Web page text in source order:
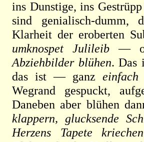
ins Dunstige, ins
sind genialisch-dumm,
Klarheit der eroberten
umknospet Julileib—
Abziehbilder blühen. Das
das ist — ganz einfach
Wegrand gespuckt,
Daneben aber blühen
klappern, glucksende
Herzens Tapete